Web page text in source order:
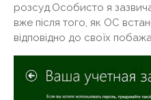
розсуд.Особисто я
вже після того, як ОС
відповідно до своїх